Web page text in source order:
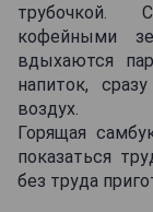
трубочкой.
кофейными
вдыхаются
напиток,
воздух.
Горящая
показаться
без труда